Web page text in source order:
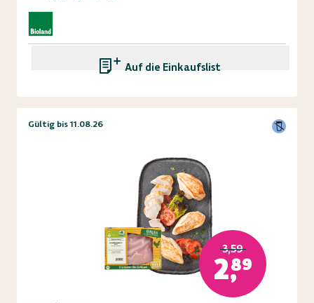
Auf die Einkaufsliste
Gültig bis 11.08.26
3,59
2,89